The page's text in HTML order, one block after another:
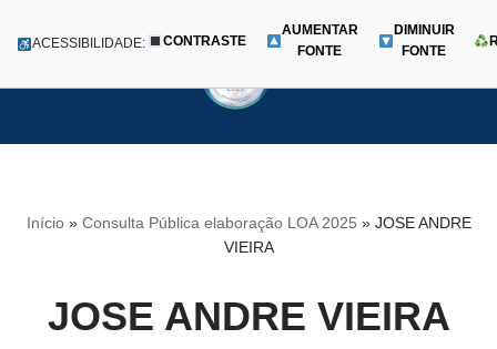
para
Menu
ACESSIBILIDADE: CONTRASTE
AUMENTAR
FONTE
DIMINUIR
FONTE
Início» Consulta Pública elaboração LOA 2025 » JOSE ANDRE
VIEIRA
JOSE ANDRE VIEIRA